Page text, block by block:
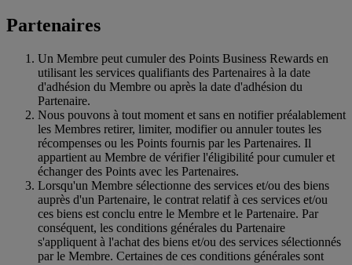
Partenaires
Un Membre peut cumuler des Points Business Rewards en
utilisant les services qualifiants des Partenaires à la date
d'adhésion du Membre ou après la date d'adhésion du
Partenaire.
Nous pouvons à tout moment et sans en notifier préalablement
les Membres retirer, limiter, modifier ou annuler toutes les
récompenses ou les Points fournis par les Partenaires. Il
appartient au Membre de vérifier l'éligibilité pour cumuler et
échanger des Points avec les Partenaires.
Lorsqu'un Membre sélectionne des services et/ou des biens
auprès d'un Partenaire, le contrat relatif à ces services et/ou
ces biens est conclu entre le Membre et le Partenaire. Par
conséquent, les conditions générales du Partenaire
s'appliquent à l'achat des biens et/ou des services sélectionnés
par le Membre. Certaines de ces conditions générales sont